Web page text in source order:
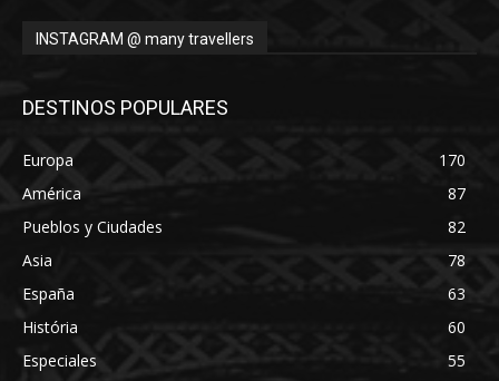
INSTAGRAM @ many travellers
DESTINOS POPULARES
Europa
170
América
87
Pueblos y Ciudades
82
Asia
78
España
63
História
60
Especiales
55